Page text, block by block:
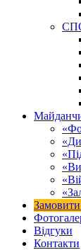
Відгуки
Контакти